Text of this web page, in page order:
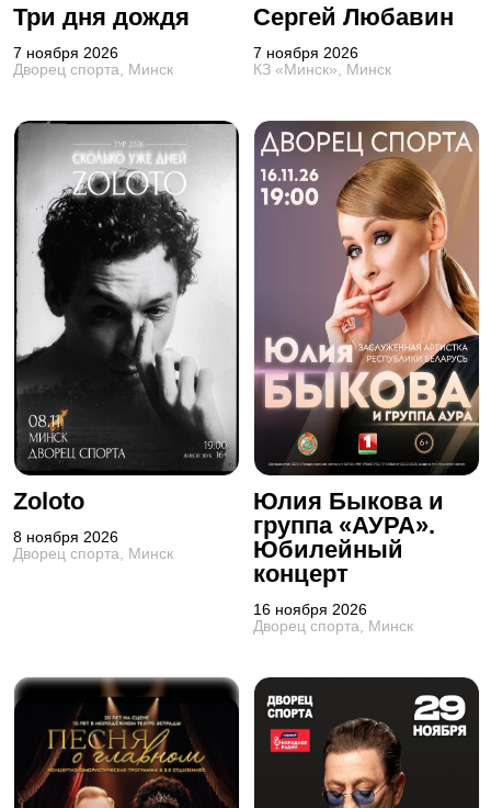
Три дня дождя
7 ноября 2026
Дворец спорта, Минск
Сергей Любавин
7 ноября 2026
КЗ «Минск», Минск
Zoloto
8 ноября 2026
Дворец спорта, Минск
Юлия Быкова и
группа «АУРА».
Юбилейный
концерт
16 ноября 2026
Дворец спорта, Минск